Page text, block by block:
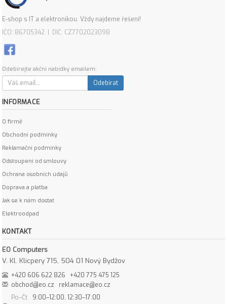
E-shop s IT a elektronikou. Vždy najdeme řešení!
IČO: 86705342 | DIČ: CZ7702023098
Odebírejte akční nabídky emailem:
Odebírat
INFORMACE
O firmě
Obchodní podmínky
Reklamační podmínky
Odstoupení od smlouvy
Ochrana osobních údajů
Doprava a platba
Jak se k nám dostat
Elektroodpad
KONTAKT
EO Computers
V. Kl. Klicpery 715, 504 01 Nový Bydžov
+420 606 622 826
+420 775 475 125
obchod@eo.cz
reklamace@eo.cz
Po–Čt
9:00–12:00, 12:30–17:00